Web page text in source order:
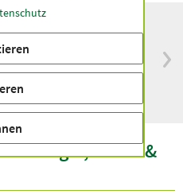
Spitzenqualität seit
Geflügel, Fisch- &